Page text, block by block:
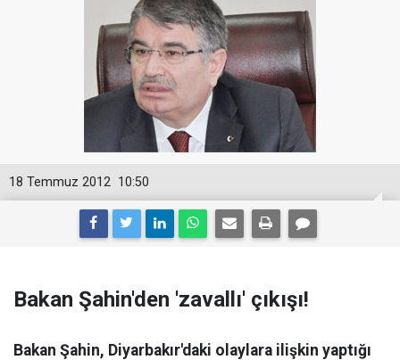
10:50
18 Temmuz 2012
Bakan Şahin'den 'zavallı' çıkışı!
Bakan Şahin, Diyarbakır'daki olaylara ilişkin yaptığı